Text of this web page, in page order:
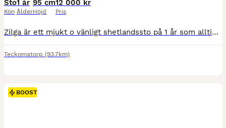
Sto
Kön
1 år
Ålder
95 cm
Höjd
12 000 kr
Pris
Zilga är ett mjukt o vänligt shetlandssto på 1 år som alltid kommer fram o hälsar.Hon har givetvis full shetlandsstam med pass och är regelbundet verkad o avmaskad samt har inga problem med eksem eller fång. Bra aktiv skritt, lätt trav med god mekanik. Handterad för sin ålder.
Teckomatorp (93.7km)
BOOST